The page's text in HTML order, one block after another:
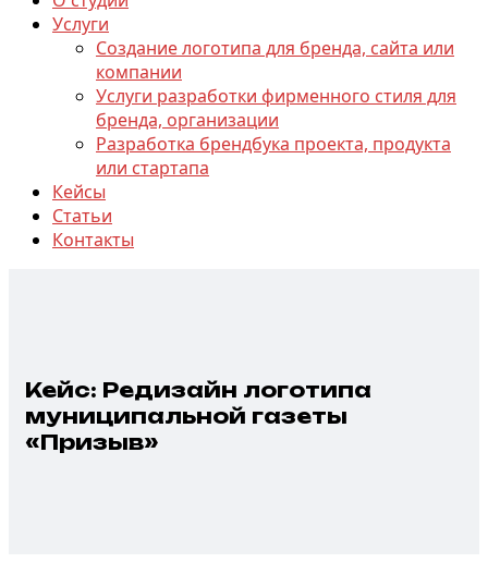
Услуги
Создание логотипа для бренда, сайта или
компании
Услуги разработки фирменного стиля для
бренда, организации
Разработка брендбука проекта, продукта
или стартапа
Кейсы
Статьи
Контакты
Кейс: Редизайн логотипа
муниципальной газеты
«Призыв»